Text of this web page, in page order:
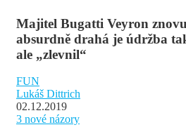
Majitel Bugatti Veyron
absurdně drahá je údržba
ale „zlevnil“
FUN
Lukáš Dittrich
02.12.2019
3 nové názory